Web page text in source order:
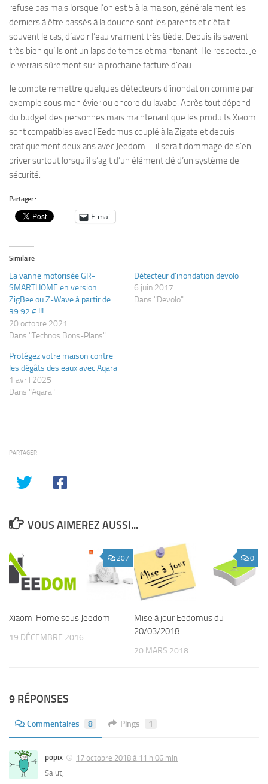
refuse pas mais lorsque l’on est 5 à la maison, généralement les
derniers à être passés à la douche sont les parents et c’était
souvent le cas, d’avoir l’eau vraiment très tiède. Depuis ils savent
très bien qu’ils ont un laps de temps et maintenant il le respecte. Je
le verrais sûrement sur la prochaine facture d’eau.
Je compte remettre quelques détecteurs d’inondation comme par
exemple sous mon évier ou encore du lavabo. Après tout dépend
du budget des personnes mais maintenant que les produits Xiaomi
sont compatibles avec l’Eedomus couplé à la Zigate et depuis
pratiquement deux ans avec Jeedom … il serait dommage de s’en
priver surtout lorsqu’il s’agit d’un élément clé d’un système de
sécurité.
Partager :
E-mail
Similaire
La vanne motorisée GR-
SMARTHOME en version
ZigBee ou Z-Wave à partir de
39.92 € !!!
20 octobre 2021
Dans "Technos Bons-Plans"
Détecteur d’inondation devolo
6 juin 2017
Dans "Devolo"
Protégez votre maison contre
les dégâts des eaux avec Aqara
1 avril 2025
Dans "Aqara"
PARTAGER
VOUS AIMEREZ AUSSI...
207
Xiaomi Home sous Jeedom
19 DÉCEMBRE 2016
0
Mise à jour Eedomus du
20/03/2018
20 MARS 2018
9 RÉPONSES
Commentaires 8 Pings 1
popix
17 octobre 2018 à 11 h 06 min
Salut,